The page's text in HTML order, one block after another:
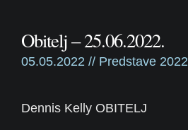
Obitelj – 25.06.2022.
05.05.2022 // Predstave 2022
Dennis Kelly OBITELJ